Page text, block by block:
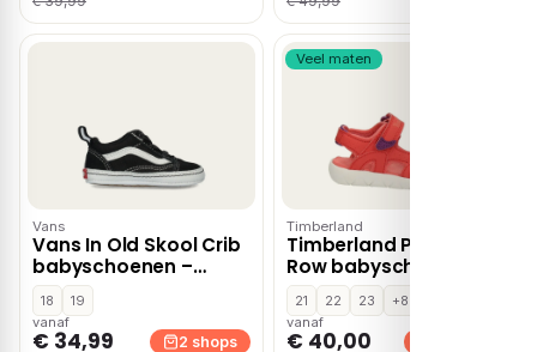
Vans
Vans In Old Skool Crib
babyschoenen –
Zwart
18
19
vanaf
€ 34,99 2 shops
Veel maten
Timberland
Timberland Perkins
Row babyschoenen –
Roze
21 22 23
+8
vanaf
€ 40,00